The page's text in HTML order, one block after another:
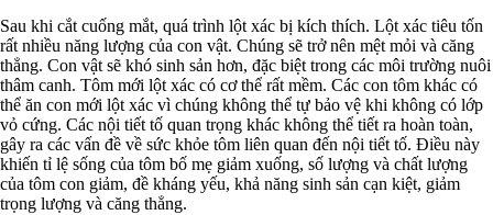
Sau khi cắt cuống mắt, quá trình lột xác bị kích thích. Lột xác tiêu tốn
rất nhiều năng lượng của con vật. Chúng sẽ trở nên mệt mỏi và căng
thẳng. Con vật sẽ khó sinh sản hơn, đặc biệt trong các môi trường nuôi
thâm canh. Tôm mới lột xác có cơ thể rất mềm. Các con tôm khác có
thể ăn con mới lột xác vì chúng không thể tự bảo vệ khi không có lớp
vỏ cứng. Các nội tiết tố quan trọng khác không thể tiết ra hoàn toàn,
gây ra các vấn đề về sức khỏe tôm liên quan đến nội tiết tố. Điều này
khiến tỉ lệ sống của tôm bố mẹ giảm xuống, số lượng và chất lượng
của tôm con giảm, đề kháng yếu, khả năng sinh sản cạn kiệt, giảm
trọng lượng và căng thẳng.